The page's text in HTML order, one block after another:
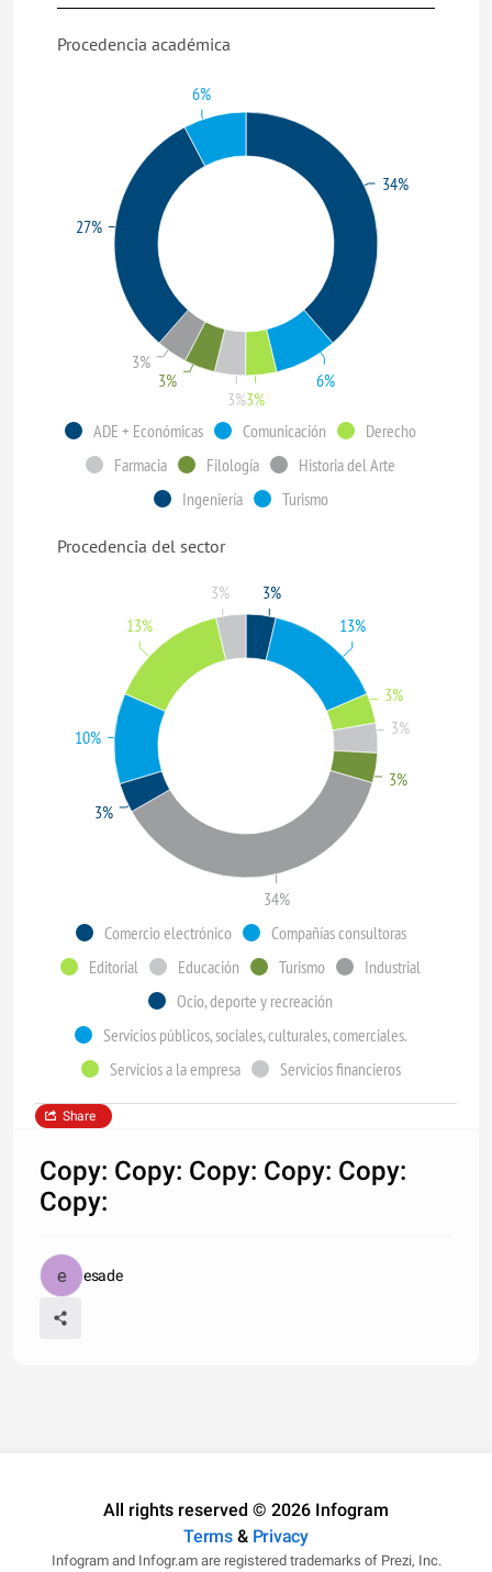
Procedencia académica
ADE + Económicas Comunicación
Derecho
Farmacia
Filología
Historia del Arte
Ingeniería
Turismo
34%
6%
3%
3%
3%
3%
27%
6%
Procedencia del sector
Comercio electrónico
Compañías consultoras
Editorial
Educación Turismo
Industrial
Ocio, deporte y recreación
Servicios públicos, sociales, culturales, comerciales.
Servicios a la empresa
Servicios financieros
3%
13%
3%
3%
3%
34%
3%
10%
13%
3%
Share
Copy: Copy: Copy: Copy: Copy:
Copy:
esade
All rights reserved © 2026 Infogram
Terms& Privacy
Infogram and Infogr.am are registered trademarks of Prezi, Inc.